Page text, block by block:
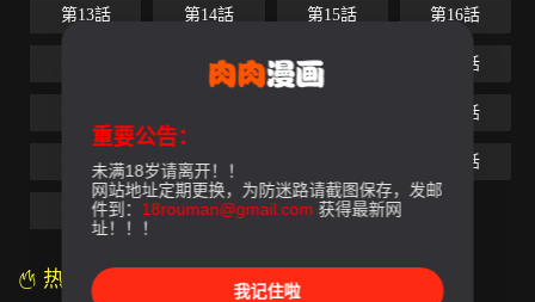
第13話 第14話 第15話 第16話
第18話 第19話 第20話
第24話
第25話 第26話 第28話
第29話 最終話
热门漫画
重要公告：
未满18岁请离开！！
网站地址定期更换，为防迷路请截图保存，发邮
件到： 18rouman@gmail.com 获得最新网
址！！！
我记住啦